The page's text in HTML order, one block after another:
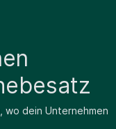
dein Unternehmen